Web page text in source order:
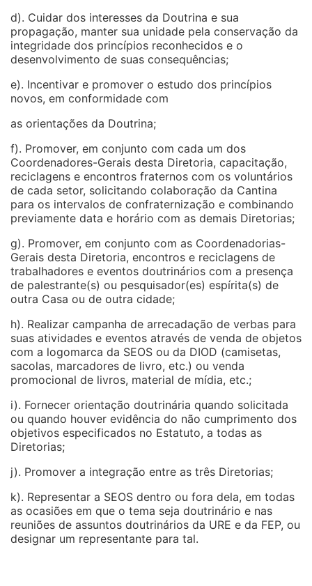
d). Cuidar dos interesses da Doutrina e sua
propagação, manter sua unidade pela conservação da
integridade dos princípios reconhecidos e o
desenvolvimento de suas consequências;
e). Incentivar e promover o estudo dos princípios
novos, em conformidade com
as orientações da Doutrina;
f). Promover, em conjunto com cada um dos
Coordenadores-Gerais desta Diretoria, capacitação,
reciclagens e encontros fraternos com os voluntários
de cada setor, solicitando colaboração da Cantina
para os intervalos de confraternização e combinando
previamente data e horário com as demais Diretorias;
g). Promover, em conjunto com as Coordenadorias-
Gerais desta Diretoria, encontros e reciclagens de
trabalhadores e eventos doutrinários com a presença
de palestrante(s) ou pesquisador(es) espírita(s) de
outra Casa ou de outra cidade;
h). Realizar campanha de arrecadação de verbas para
suas atividades e eventos através de venda de objetos
com a logomarca da SEOS ou da DIOD (camisetas,
sacolas, marcadores de livro, etc.) ou venda
promocional de livros, material de mídia, etc.;
i). Fornecer orientação doutrinária quando solicitada
ou quando houver evidência do não cumprimento dos
objetivos especificados no Estatuto, a todas as
Diretorias;
j). Promover a integração entre as três Diretorias;
k). Representar a SEOS dentro ou fora dela, em todas
as ocasiões em que o tema seja doutrinário e nas
reuniões de assuntos doutrinários da URE e da FEP, ou
designar um representante para tal.